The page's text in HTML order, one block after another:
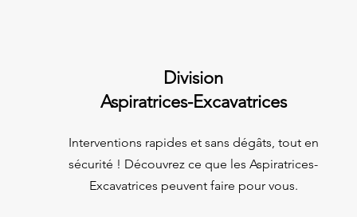
Division
Aspiratrices-Excavatrices
Interventions rapides et sans dégâts, tout en
sécurité ! Découvrez ce que les Aspiratrices-
Excavatrices peuvent faire pour vous.